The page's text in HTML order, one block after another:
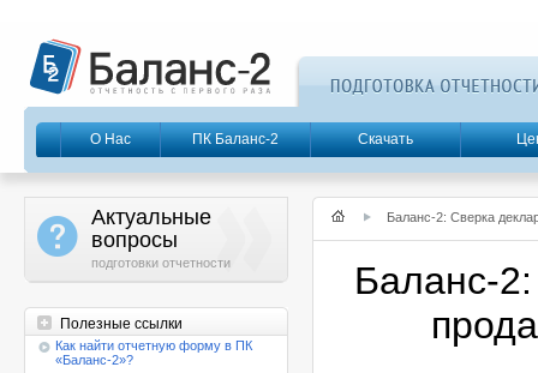
О Нас ПК Баланс-2 Скачать
a Актуальные
вопросы
подготовки отчетности
Полезные ссылки
Как найти отчетную форму в ПК
«Баланс-2»?
Баланс-2: Сверка
Баланс-